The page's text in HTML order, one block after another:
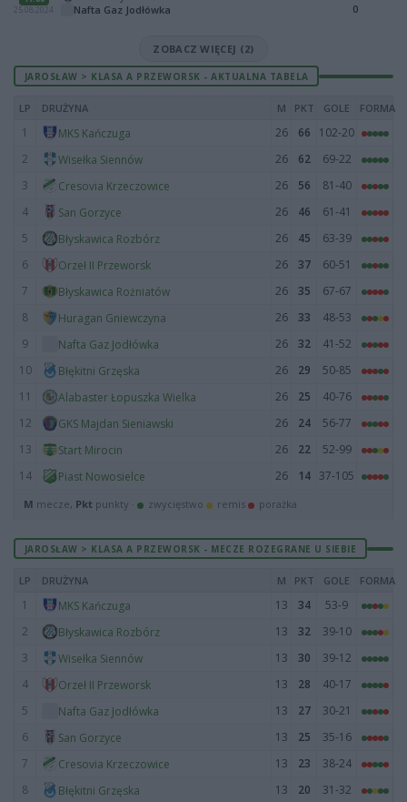
25.08.2024
Nafta Gaz Jodłówka
0
ZOBACZ WIĘCEJ (2)
JAROSŁAW > KLASA A PRZEWORSK - AKTUALNA TABELA
LP DRUŻYNA M PKT GOLE FORMA
1 MKS Kańczuga 26 66
102-20
2
Wisełka Siennów 26 62
69-22
3
Cresovia Krzeczowice 26 56
81-40
4
San Gorzyce 26 46
61-41
5
Błyskawica Rozbórz 26 45
63-39
6
Orzeł II Przeworsk 26 37
60-51
7
Błyskawica Rożniatów 26 35
67-67
8
Huragan Gniewczyna 26 33
48-53
9
Nafta Gaz Jodłówka 26 32
41-52
10
Błękitni Grzęska 26 29
50-85
11
Alabaster Łopuszka Wielka 26 25
40-76
12
GKS Majdan Sieniawski 26 24
56-77
13
Start Mirocin 26 22
52-99
14
Piast Nowosielce 26 14 37-105
M mecze, Pkt punkty · zwycięstwo remis porażka
JAROSŁAW > KLASA A PRZEWORSK - MECZE ROZEGRANE U SIEBIE
LP DRUŻYNA M PKT GOLE FORMA
1 MKS Kańczuga 13 34
53-9
2
Błyskawica Rozbórz 13 32
39-10
3
Wisełka Siennów 13 30
39-12
4
Orzeł II Przeworsk 13 28
40-17
5
Nafta Gaz Jodłówka 13 27
30-21
6
San Gorzyce 13 25
35-16
7
Cresovia Krzeczowice 13 23
38-24
8
Błękitni Grzęska 13 20 31-32